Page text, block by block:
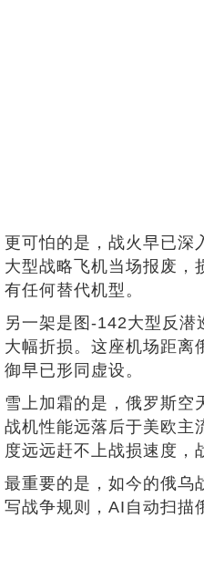
更可怕的是，战火早已深
大型战略飞机当场报废，
有任何替代机型。
另一架是图-142大型反潜
大幅折损。这座机场距离
御早已形同虚设。
雪上加霜的是，俄罗斯空
战机性能远落后于美欧主
度远远赶不上战损速度，
最重要的是，如今的俄乌
写战争规则，AI自动扫描